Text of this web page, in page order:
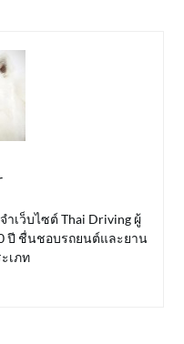
ำเว็บไซต์ Thai Driving ผู้
ปี ชื่นชอบรถยนต์และยาน
เภท